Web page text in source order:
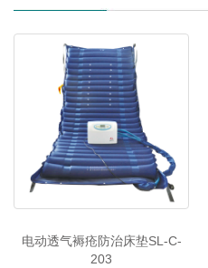
电动透气褥疮防治床垫SL-C-
203